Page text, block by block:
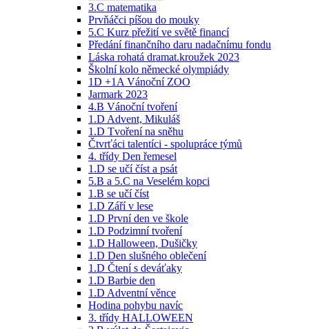
3.C matematika
Prvňáčci píšou do mouky
5.C Kurz přežití ve světě financí
Předání finančního daru nadačnímu fondu
Láska rohatá dramat.kroužek 2023
Školní kolo německé olympiády
1D +1A Vánoční ZOO
Jarmark 2023
4.B Vánoční tvoření
1.D Advent, Mikuláš
1.D Tvoření na sněhu
Čtvrťáci talentíci - spolupráce týmů
4. třídy Den řemesel
1.D se učí číst a psát
5.B a 5.C na Veselém kopci
1.B se učí číst
1.D Září v lese
1.D První den ve škole
1.D Podzimní tvoření
1.D Halloween, Dušičky
1.D Den slušného oblečení
1.D Čtení s deváťaky
1.D Barbie den
1.D Adventní věnce
Hodina pohybu navíc
3. třídy HALLOWEEN